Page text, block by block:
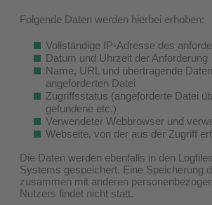
Folgende Daten werden hierbei erhoben:
Vollständige IP-Adresse des
Datum und Uhrzeit der Anforderung
Name, URL und übertragende
angeforderten Datei
Zugriffsstatus (angeforderte Datei
gefundene etc.)
Verwendeter Webbrowser und
Webseite, von der aus der Zugriff
Die Daten werden ebenfalls in den
Systems gespeichert. Eine Speicherung
zusammen mit anderen
Nutzers findet nicht statt.